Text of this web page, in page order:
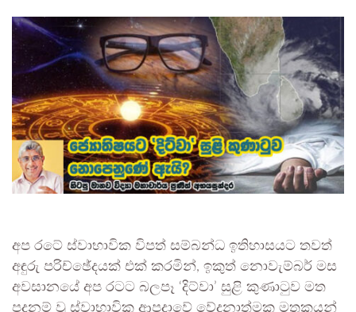
​අප රටේ ස්වාභාවික විපත් සම්බන්ධ ඉතිහාසයට තවත්
අඳුරු පරිච්ඡේදයක් එක් කරමින්, ඉකුත් නොවැම්බර් මස
අවසානයේ අප රටට බලපෑ ‘දිට්වා’ සුළි කුණාටුව මත
පදනම් වූ ස්වාභාවික ආපදාවේ වේදනාත්මක මතකයන්